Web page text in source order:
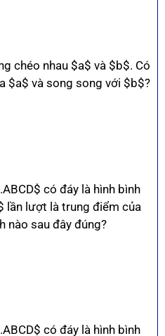
chéo nhau $a$ và $b$. Có
$a$ và song song với $b$?
có đáy là hình bình
lần lượt là trung điểm của
nào sau đây đúng?
có đáy là hình bình